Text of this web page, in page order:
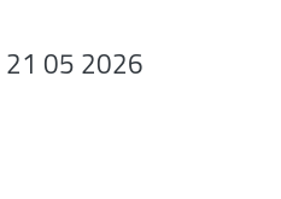
05 2026